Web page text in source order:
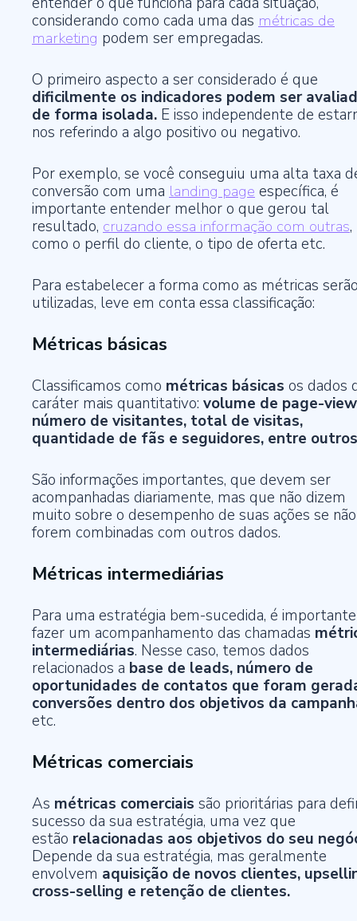
considerando como cada uma das métricas de
marketing podem ser empregadas.
O primeiro aspecto a ser considerado é que
dificilmente os indicadores podem ser
de forma isolada. E isso independente de
nos referindo a algo positivo ou negativo.
Por exemplo, se você conseguiu uma alta taxa
conversão com uma landing page específica, é
importante entender melhor o que gerou tal
resultado, cruzando essa informação com outras,
como o perfil do cliente, o tipo de oferta etc.
Para estabelecer a forma como as métricas
utilizadas, leve em conta essa classificação:
Métricas básicas
Classificamos como métricas básicas os dados
caráter mais quantitativo: volume de page-
número de visitantes, total de visitas,
quantidade de fãs e seguidores, entre
São informações importantes, que devem ser
acompanhadas diariamente, mas que não dizem
muito sobre o desempenho de suas ações se não
forem combinadas com outros dados.
Métricas intermediárias
Para uma estratégia bem-sucedida, é importante
fazer um acompanhamento das chamadas
intermediárias. Nesse caso, temos dados
relacionados a base de leads, número de
oportunidades de contatos que foram
conversões dentro dos objetivos da
etc.
Métricas comerciais
As métricas comerciais são prioritárias para
sucesso da sua estratégia, uma vez que
estão relacionadas aos objetivos do seu
Depende da sua estratégia, mas geralmente
envolvem aquisição de novos clientes,
cross-selling e retenção de clientes.